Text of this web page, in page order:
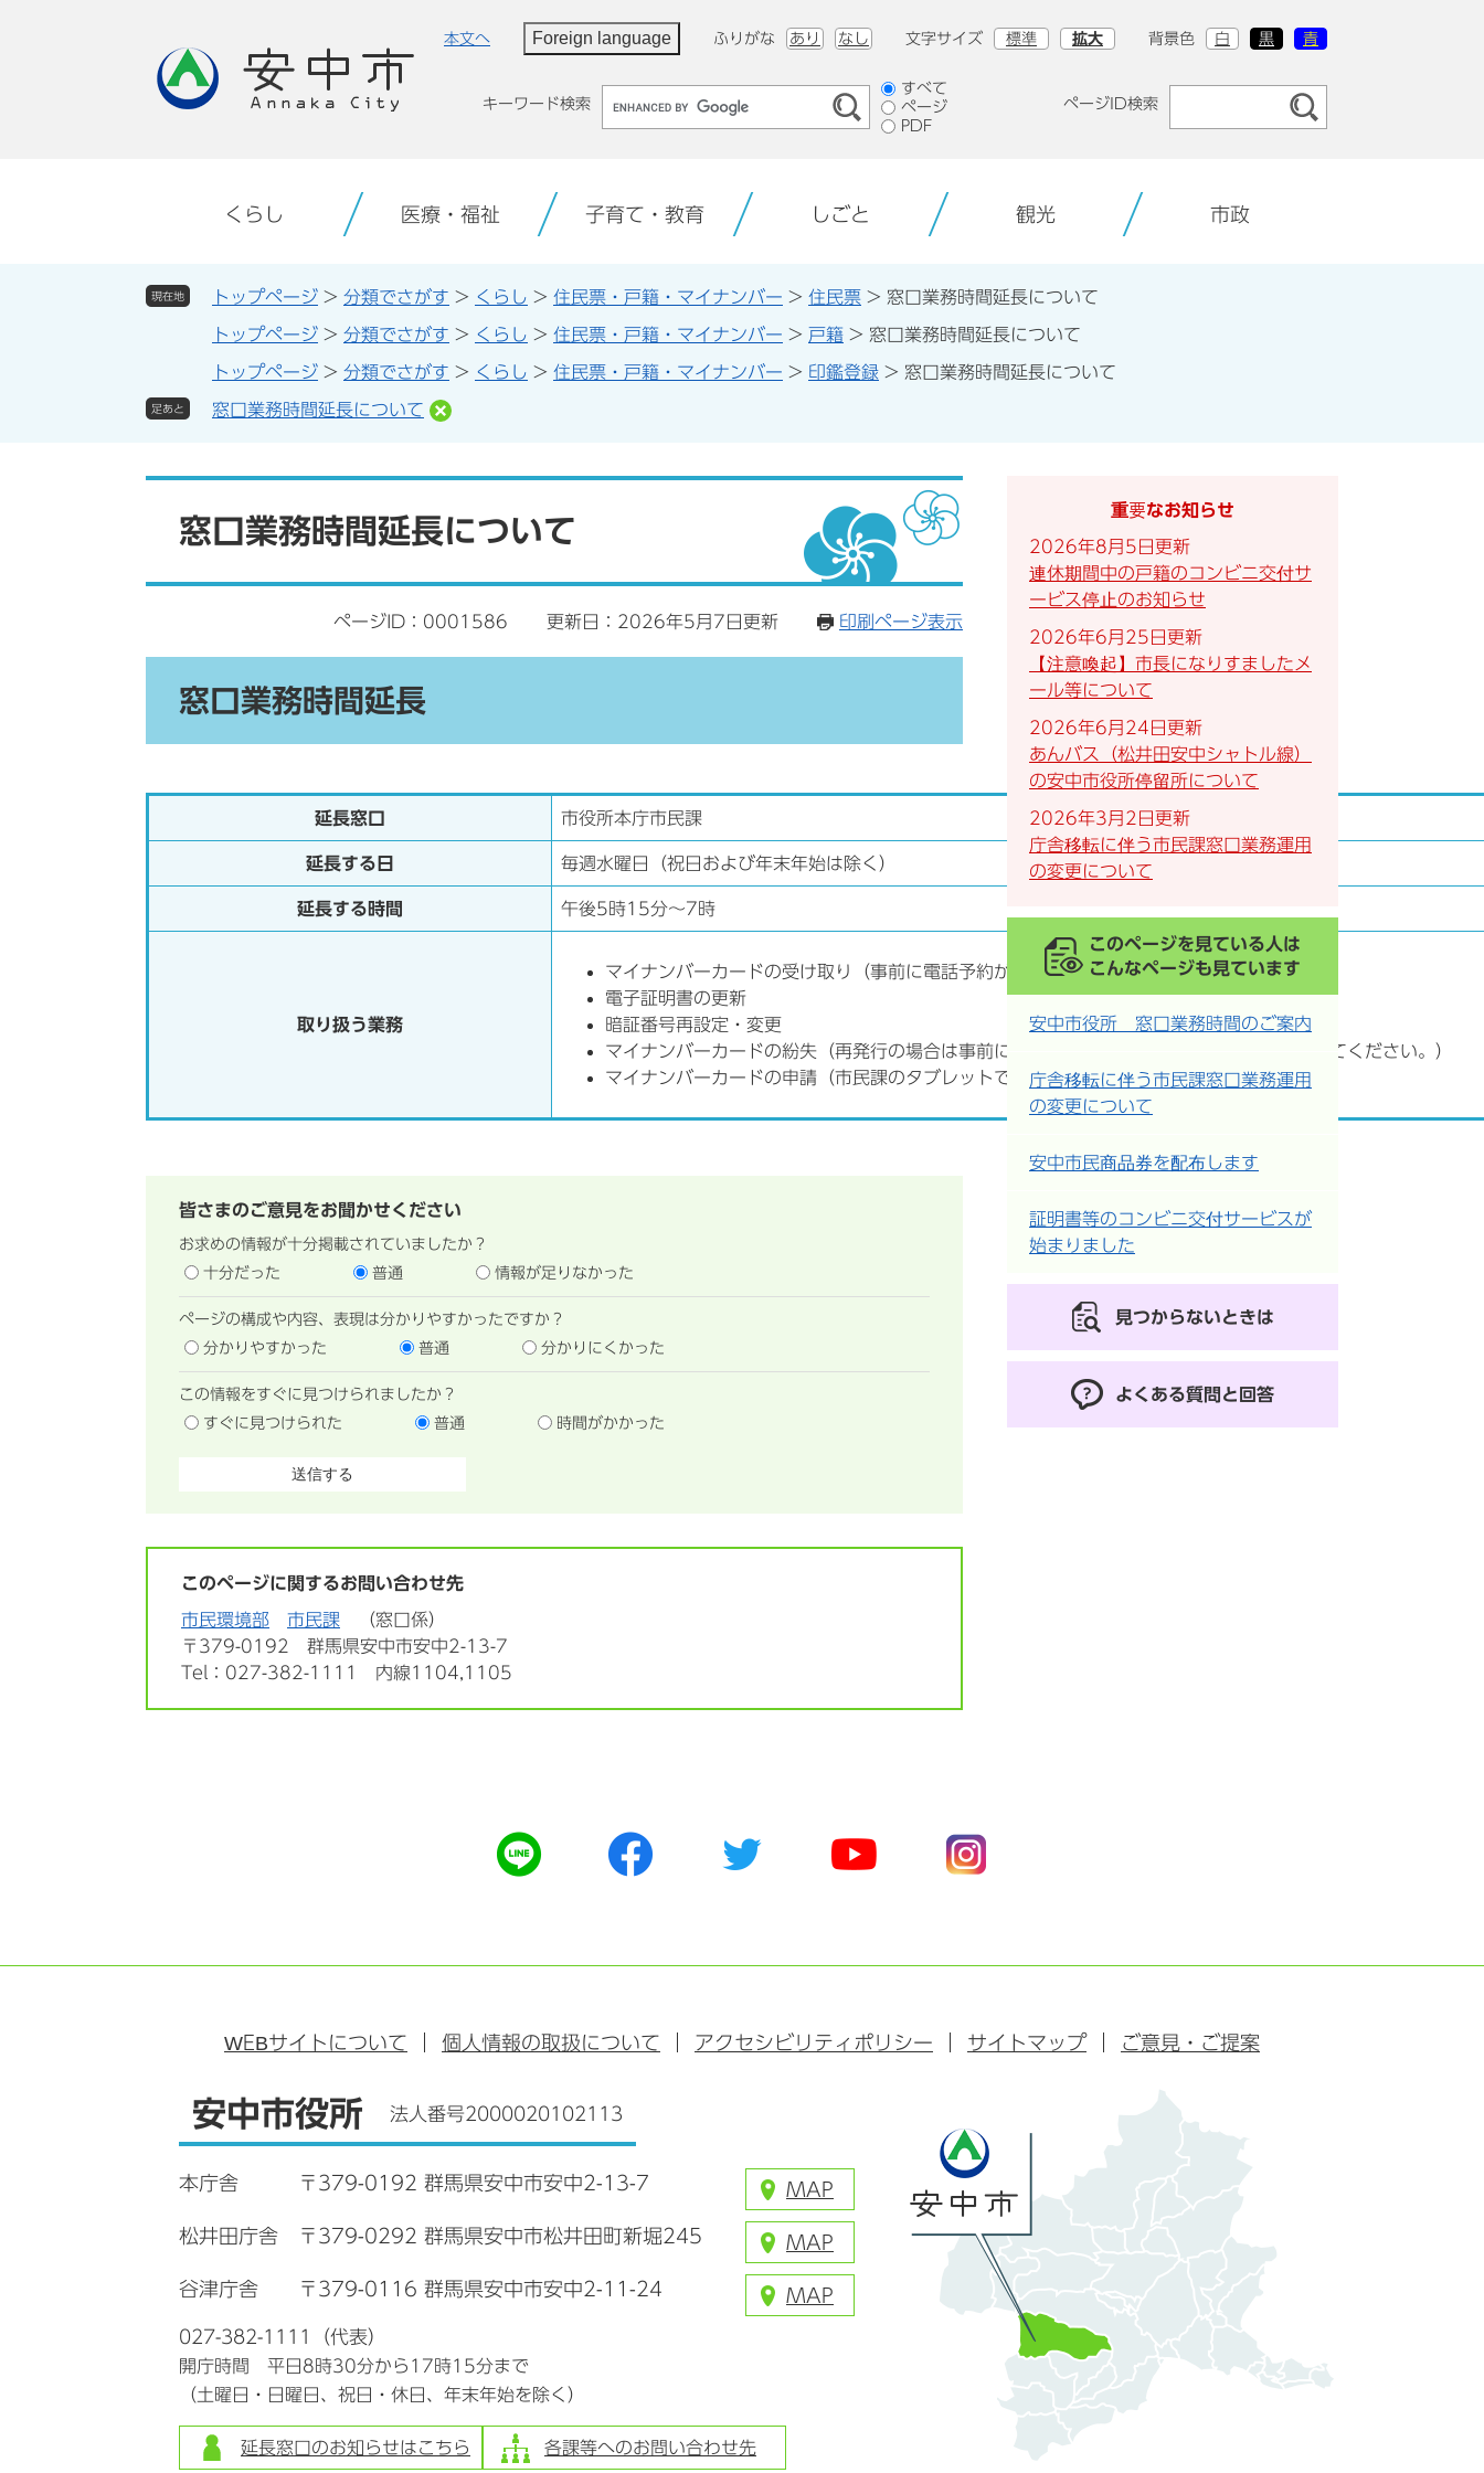
本文へ Foreign language ふりがな あり なし 文字サイズ 標準 拡大 背景色 白 黒 青
キーワード検索
検
索
対
すべて
ページ
PDF
ページID検索
くらし 医療・福祉 子育て・教育 しごと 観光 市政
現在地 トップページ > 分類でさがす > くらし > 住民票・戸籍・マイナンバー > 住民票 > 窓口業務時間延長について
トップページ > 分類でさがす > くらし > 住民票・戸籍・マイナンバー > 戸籍 > 窓口業務時間延長について
トップページ > 分類でさがす > くらし > 住民票・戸籍・マイナンバー > 印鑑登録 > 窓口業務時間延長について
足あと 窓口業務時間延長について
窓口業務時間延長について
ページID：0001586 更新日：2026年5月7日更新 印刷ページ表示
窓口業務時間延長
延長窓口 市役所本庁市民課
延長する日 毎週水曜日（祝日および年末年始は除く）
延長する時間 午後5時15分〜7時
取り扱う業務
​マイナンバーカードの受け取り（事前に電話予約が必要です。）
電子証明書の更新
暗証番号再設定・変更
マイナンバーカードの紛失（再発行の場合は事前に警察へ遺失届を提出し、受理番号を控えてください。）
マイナンバーカードの申請（市民課のタブレットで写真を撮影します。）など
皆さまのご意見をお聞かせください
お求めの情報が十分掲載されていましたか？
十分だった
普通 情報が足りなかった
ページの構成や内容、表現は分かりやすかったですか？
分かりやすかった
普通 分かりにくかった
この情報をすぐに見つけられましたか？
すぐに見つけられた
普通 時間がかかった
このページに関するお問い合わせ先
市民環境部 市民課
窓口係
〒379-0192
群馬県安中市安中2-13-7
Tel：027-382-1111 内線1104,1105
重要なお知らせ
2026年8月5日更新
連休期間中の戸籍のコンビニ交付サ
ービス停止のお知らせ
2026年6月25日更新
【注意喚起】市長になりすましたメ
ール等について
2026年6月24日更新
あんバス（松井田安中シャトル線）
の安中市役所停留所について
2026年3月2日更新
庁舎移転に伴う市民課窓口業務運用
の変更について
このページを見ている人は
こんなページも見ています
安中市役所 窓口業務時間のご案内
庁舎移転に伴う市民課窓口業務運用
の変更について
安中市民商品券を配布します
証明書等のコンビニ交付サービスが
始まりました
見つからないときは
よくある質問と回答
公
式
公
式
ク
公
式
公
式
公
式
ラ
ム
WEBサイトについて 個人情報の取扱について アクセシビリティポリシー サイトマップ ご意見・ご提案
安中市役所 法人番号2000020102113
本庁舎 〒379-0192 群馬県安中市安中2-13-7 MAP
松井田庁舎 〒379-0292 群馬県安中市松井田町新堀245 MAP
谷津庁舎 〒379-0116 群馬県安中市安中2-11-24 MAP
027-382-1111（代表）
開庁時間 平日8時30分から17時15分まで
（土曜日・日曜日、祝日・休日、年末年始を除く）
延長窓口のお知らせはこちら 各課等へのお問い合わせ先